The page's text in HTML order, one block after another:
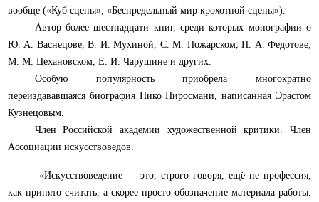
вообще («Куб сцены», «Беспредельный мир крохотной сцены»).
Автор более шестнадцати книг, среди которых монографии о
Ю. А. Васнецове, В. И. Мухиной, С. М. Пожарском, П. А. Федотове,
М. М. Цехановском, Е. И. Чарушине и других.
Особую популярность приобрела многократно
переиздававшаяся биография Нико Пиросмани, написанная Эрастом
Кузнецовым.
Член Российской академии художественной критики. Член
Ассоциации искусствоведов.
«Искусствоведение — это, строго говоря, ещё не профессия,
как принято считать, а скорее просто обозначение материала работы.